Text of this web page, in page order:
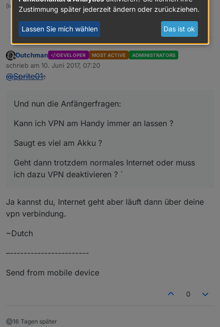
(ioBroker auf IntelNuc und Proxmox)
0
Offline
Dutchman DEVELOPER MOST ACTIVE ADMINISTRATORS
schrieb am 10. Juni 2017, 07:20
zuletzt editiert von
@Sprite01:
Und nun die Anfängerfragen:
Kann ich VPN am Handy immer an lassen ?
Saugt es viel am Akku ?
Geht dann trotzdem normales Internet oder muss
ich dazu VPN deaktivieren ? `
Ja kannst du, Internet geht aber läuft dann über deine
vpn verbindung.
~Dutch
–-----------------------
Send from mobile device
0
16 Tagen später
Zustimmung später jederzeit ändern oder zurückziehen.
Lassen Sie mich wählen Das ist ok